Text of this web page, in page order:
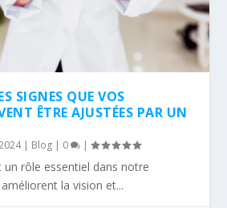
SIGNES QUE VOS
ÊTRE AJUSTÉES PAR UN
| Blog | 0 |
rôle essentiel dans notre
la vision et...